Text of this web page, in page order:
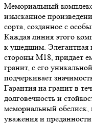
Мемориальный
изысканное
сорта, созданное с
Каждая линия этого
к ушедшим. Элегантная
стороны М18, придает
гранит, с его
подчеркивает
Гарантия на гранит в
долговечность и
мемориальный обелиск,
уважения и